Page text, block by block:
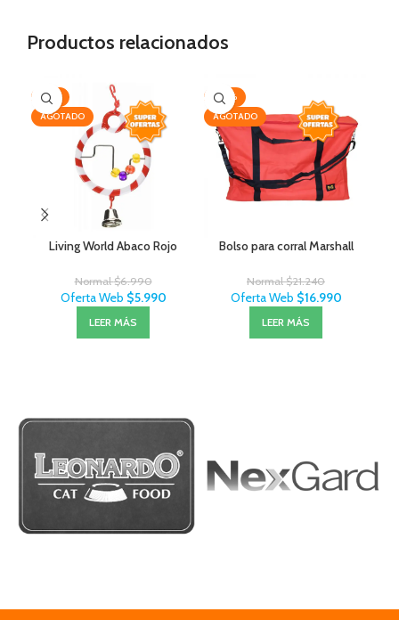
Productos relacionados
-14%
AGOTADO
Living World Abaco Rojo
Normal$6.990
Oferta Web $5.990
LEER MÁS
-20%
AGOTADO
Bolso para corral Marshall
Normal$21.240
Oferta Web $16.990
LEER MÁS